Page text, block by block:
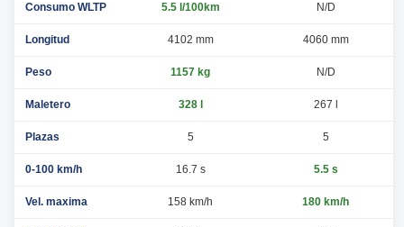
Consumo WLTP 5.5 l/100km N/D
Longitud 4102 mm 4060 mm
Peso 1157 kg N/D
Maletero 328 l 267 l
Plazas 5 5
0-100 km/h 16.7 s 5.5 s
Vel. maxima 158 km/h 180 km/h